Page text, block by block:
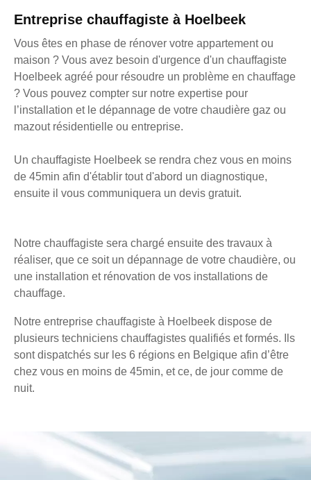
Entreprise chauffagiste à Hoelbeek
Vous êtes en phase de rénover votre appartement ou
maison ? Vous avez besoin d'urgence d'un chauffagiste
Hoelbeek agréé pour résoudre un problème en chauffage
? Vous pouvez compter sur notre expertise pour
l’installation et le dépannage de votre chaudière gaz ou
mazout résidentielle ou entreprise.
Un chauffagiste Hoelbeek se rendra chez vous en moins
de 45min afin d'établir tout d'abord un diagnostique,
ensuite il vous communiquera un devis gratuit.
Notre chauffagiste sera chargé ensuite des travaux à
réaliser, que ce soit un dépannage de votre chaudière, ou
une installation et rénovation de vos installations de
chauffage.
Notre entreprise chauffagiste à Hoelbeek dispose de
plusieurs techniciens chauffagistes qualifiés et formés. Ils
sont dispatchés sur les 6 régions en Belgique afin d’être
chez vous en moins de 45min, et ce, de jour comme de
nuit.